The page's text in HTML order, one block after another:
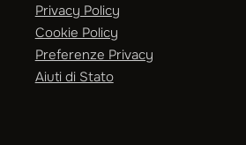
Privacy Policy
Cookie Policy
Preferenze Privacy
Aiuti di Stato